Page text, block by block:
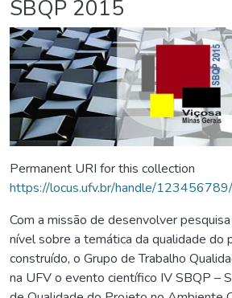
SBQP 2015
Permanent URI for this collection
https://locus.ufv.br/handle/
Com a missão de desenvolver
nível sobre a temática da qualidade do
construído, o Grupo de Trabalho
na UFV o evento científico IV SBQP –